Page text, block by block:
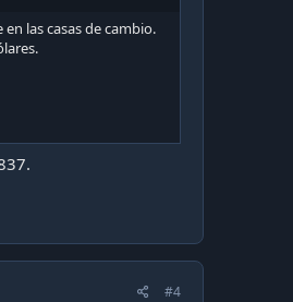
las casas de cambio.
#4